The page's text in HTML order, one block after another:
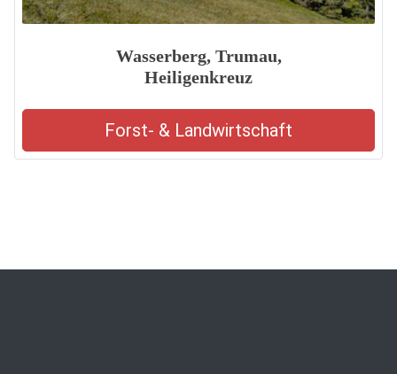
Wasserberg, Trumau,
Heiligenkreuz
Forst- & Landwirtschaft